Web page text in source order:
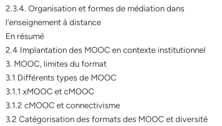
2.3.4. Organisation et formes de médiation dans
l’enseignement à distance
En résumé
2.4 Implantation des MOOC en contexte institutionnel
3. MOOC, limites du format
3.1 Différents types de MOOC
3.1.1 xMOOC et cMOOC
3.1.2 cMOOC et connectivisme
3.2 Catégorisation des formats des MOOC et diversité